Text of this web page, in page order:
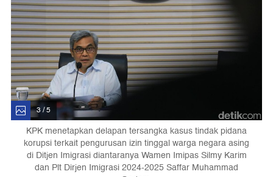
3 / 5
KPK menetapkan delapan tersangka kasus tindak pidana
korupsi terkait pengurusan izin tinggal warga negara asing
di Ditjen Imigrasi diantaranya Wamen Imipas Silmy Karim
dan Plt Dirjen Imigrasi 2024-2025 Saffar Muhammad